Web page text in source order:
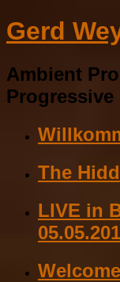
Gerd
Ambient
The
LIVE in